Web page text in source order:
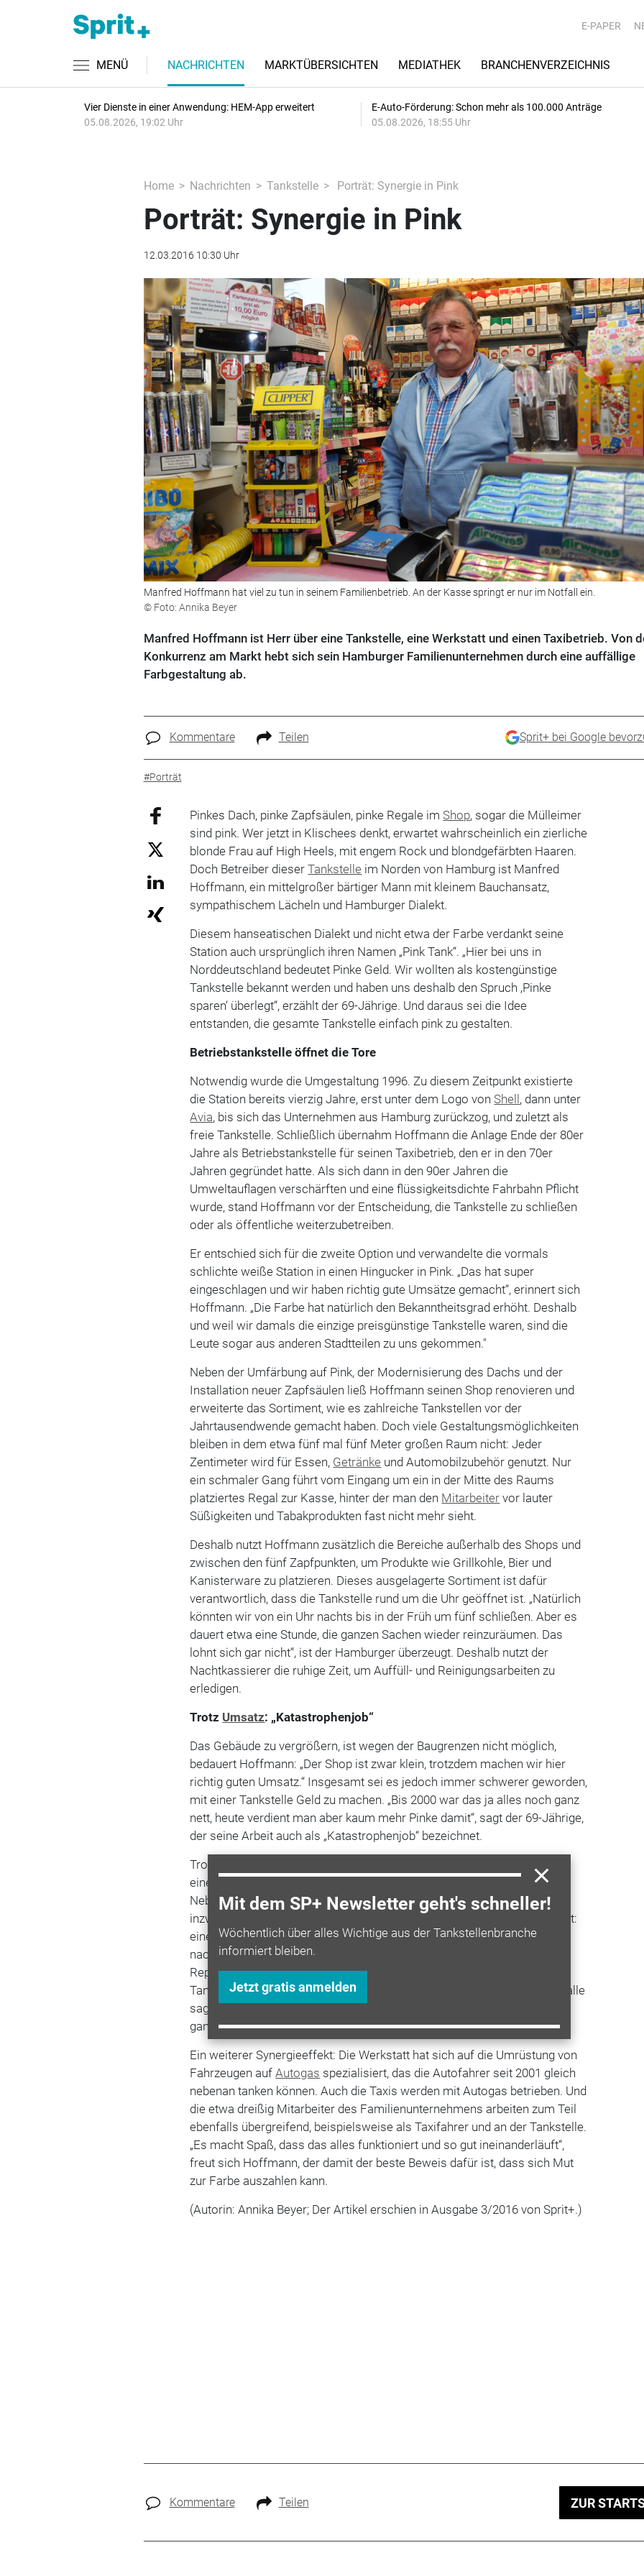
E-PAPER
MENÜ NACHRICHTEN MARKTÜBERSICHTEN MEDIATHEK BRANCHENVERZEICHNIS
Vier Dienste in einer Anwendung: HEM-App erweitert
05.08.2026, 19:02 Uhr
E-Auto-Förderung: Schon mehr als 100.000 Anträge
05.08.2026, 18:55 Uhr
Home Nachrichten Tankstelle Porträt: Synergie in Pink
Porträt: Synergie in Pink
12.03.2016 10:30 Uhr
Manfred Hoffmann hat viel zu tun in seinem Familienbetrieb. An der Kasse springt er nur im Notfall ein.
© Foto: Annika Beyer
Manfred Hoffmann ist Herr über eine Tankstelle, eine Werkstatt und einen Taxibetrieb. Von
Konkurrenz am Markt hebt sich sein Hamburger Familienunternehmen durch eine auffällige
Farbgestaltung ab.
Kommentare Teilen Sprit+ bei Google
#Porträt
Mit dem SP+ Newsletter geht's schneller!
Wöchentlich über alles Wichtige aus der Tankstellenbranche
informiert bleiben.
Jetzt gratis anmelden
Pinkes Dach, pinke Zapfsäulen, pinke Regale im Shop, sogar die Mülleimer
sind pink. Wer jetzt in Klischees denkt, erwartet wahrscheinlich ein zierliche
blonde Frau auf High Heels, mit engem Rock und blondgefärbten Haaren.
Doch Betreiber dieserTankstelle im Norden von Hamburg ist Manfred
Hoffmann, ein mittelgroßer bärtiger Mann mit kleinem Bauchansatz,
sympathischem Lächeln und Hamburger Dialekt.
Diesem hanseatischen Dialekt und nicht etwa der Farbe verdankt seine
Station auch ursprünglich ihren Namen „Pink Tank“. „Hier bei uns in
Norddeutschland bedeutet Pinke Geld. Wir wollten als kostengünstige
Tankstelle bekannt werden und haben uns deshalb den Spruch ‚Pinke
sparen‘ überlegt“, erzählt der 69-Jährige. Und daraus sei die Idee
entstanden, die gesamte Tankstelle einfach pink zu gestalten.
Betriebstankstelle öffnet die Tore
Notwendig wurde die Umgestaltung 1996. Zu diesem Zeitpunkt existierte
die Station bereits vierzig Jahre, erst unter dem Logo von Shell, dann unter
Avia, bis sich das Unternehmen aus Hamburg zurückzog, und zuletzt als
freie Tankstelle. Schließlich übernahm Hoffmann die Anlage Ende der 80er
Jahre als Betriebstankstelle für seinen Taxibetrieb, den er in den 70er
Jahren gegründet hatte. Als sich dann in den 90er Jahren die
Umweltauflagen verschärften und eine flüssigkeitsdichte Fahrbahn Pflicht
wurde, stand Hoffmann vor der Entscheidung, die Tankstelle zu schließen
oder als öffentliche weiterzubetreiben.
Er entschied sich für die zweite Option und verwandelte die vormals
schlichte weiße Station in einen Hingucker in Pink. „Das hat super
eingeschlagen und wir haben richtig gute Umsätze gemacht“, erinnert sich
Hoffmann. „Die Farbe hat natürlich den Bekanntheitsgrad erhöht. Deshalb
und weil wir damals die einzige preisgünstige Tankstelle waren, sind die
Leute sogar aus anderen Stadtteilen zu uns gekommen."
Neben der Umfärbung auf Pink, der Modernisierung des Dachs und der
Installation neuer Zapfsäulen ließ Hoffmann seinen Shop renovieren und
erweiterte das Sortiment, wie es zahlreiche Tankstellen vor der
Jahrtausendwende gemacht haben. Doch viele Gestaltungsmöglichkeiten
bleiben in dem etwa fünf mal fünf Meter großen Raum nicht: Jeder
Zentimeter wird für Essen, Getränke und Automobilzubehör genutzt. Nur
ein schmaler Gang führt vom Eingang um ein in der Mitte des Raums
platziertes Regal zur Kasse, hinter der man den Mitarbeiter vor lauter
Süßigkeiten und Tabakprodukten fast nicht mehr sieht.
Deshalb nutzt Hoffmann zusätzlich die Bereiche außerhalb des Shops und
zwischen den fünf Zapfpunkten, um Produkte wie Grillkohle, Bier und
Kanisterware zu platzieren. Dieses ausgelagerte Sortiment ist dafür
verantwortlich, dass die Tankstelle rund um die Uhr geöffnet ist. „Natürlich
könnten wir von ein Uhr nachts bis in der Früh um fünf schließen. Aber es
dauert etwa eine Stunde, die ganzen Sachen wieder reinzuräumen. Das
lohnt sich gar nicht“, ist der Hamburger überzeugt. Deshalb nutzt der
Nachtkassierer die ruhige Zeit, um Auffüll- und Reinigungsarbeiten zu
erledigen.
Trotz Umsatz: „Katastrophenjob“
Das Gebäude zu vergrößern, ist wegen der Baugrenzen nicht möglich,
bedauert Hoffmann: „Der Shop ist zwar klein, trotzdem machen wir hier
richtig guten Umsatz.“ Insgesamt sei es jedoch immer schwerer geworden,
mit einer Tankstelle Geld zu machen. „Bis 2000 war das ja alles noch ganz
nett, heute verdient man aber kaum mehr Pinke damit“, sagt der 69-Jährige,
der seine Arbeit auch als „Katastrophenjob“ bezeichnet.
Trotzdem würde Hoffmann den Schritt noch einmal gehen, denn er hat
einen entscheidenden Vorteil im Vergleich zu vielen anderen Betreibern:
Neben der Tankstelle und dem Taxibetrieb mit etwa 30 Fahrzeugen, den
inzwischen Hoffmanns Sohn leitet, hat er ein drittes Standbein aufgebaut:
eine
Werkstatt. Hier können Autofahrer einfach nur kurz dasÖl
nachschauen lassen, ihre
Reparaturen vorbeibringen. Dabei hilft wieder der auffällige Name der
Tankstelle: „Eigentlich heißt unsere Werkstatt HMH Autoreparatur, aber alle
sagen nur: ‚Ich gehe zur Pink Tank‘. Der Name steht inzwischen für das
ganze Unternehmen“, erzählt Hoffmann.
Ein weiterer Synergieeffekt: Die Werkstatt hat sich auf die Umrüstung von
Fahrzeugen aufAutogas spezialisiert, das die Autofahrer seit 2001 gleich
nebenan tanken können. Auch die Taxis werden mit Autogas betrieben. Und
die etwa dreißig Mitarbeiter des Familienunternehmens arbeiten zum Teil
ebenfalls übergreifend, beispielsweise als Taxifahrer und an der Tankstelle.
„Es macht Spaß, dass das alles funktioniert und so gut ineinanderläuft“,
freut sich Hoffmann, der damit der beste Beweis dafür ist, dass sich Mut
zur Farbe auszahlen kann.
(Autorin: Annika Beyer; Der Artikel erschien in Ausgabe 3/2016 von Sprit+.)
Kommentare Teilen ZUR